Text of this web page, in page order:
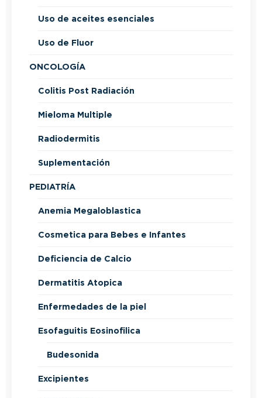
Uso de aceites esenciales
Uso de Fluor
ONCOLOGÍA
Colitis Post Radiación
Mieloma Multiple
Radiodermitis
Suplementación
PEDIATRÍA
Anemia Megaloblastica
Cosmetica para Bebes e Infantes
Deficiencia de Calcio
Dermatitis Atopica
Enfermedades de la piel
Esofaguitis Eosinofilica
Budesonida
Excipientes